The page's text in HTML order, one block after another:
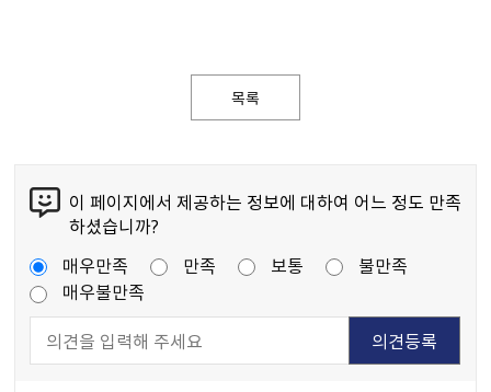
목록
이 페이지에서 제공하는 정보에 대하여 어느 정도 만족
하셨습니까?
매우만족
만족 보통
불만족
매우불만족